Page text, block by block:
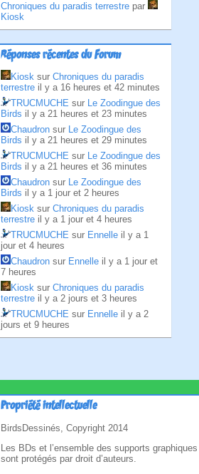
Chroniques du paradis terrestre par
Kiosk
Réponses récentes du Forum
Kiosk sur Chroniques du paradis
terrestre il y a 16 heures et 42 minutes
TRUCMUCHE sur Le Zoodingue des
Birds il y a 21 heures et 23 minutes
Chaudron sur Le Zoodingue des
Birds il y a 21 heures et 29 minutes
TRUCMUCHE sur Le Zoodingue des
Birds il y a 21 heures et 36 minutes
Chaudron sur Le Zoodingue des
Birds il y a 1 jour et 2 heures
Kiosk sur Chroniques du paradis
terrestre il y a 1 jour et 4 heures
TRUCMUCHE sur Ennelle il y a 1
jour et 4 heures
Chaudron sur Ennelle il y a 1 jour et
7 heures
Kiosk sur Chroniques du paradis
terrestre il y a 2 jours et 3 heures
TRUCMUCHE sur Ennelle il y a 2
jours et 9 heures
Propriété intellectuelle
BirdsDessinés, Copyright 2014
Les BDs et l’ensemble des supports graphiques
sont protégés par droit d’auteurs.